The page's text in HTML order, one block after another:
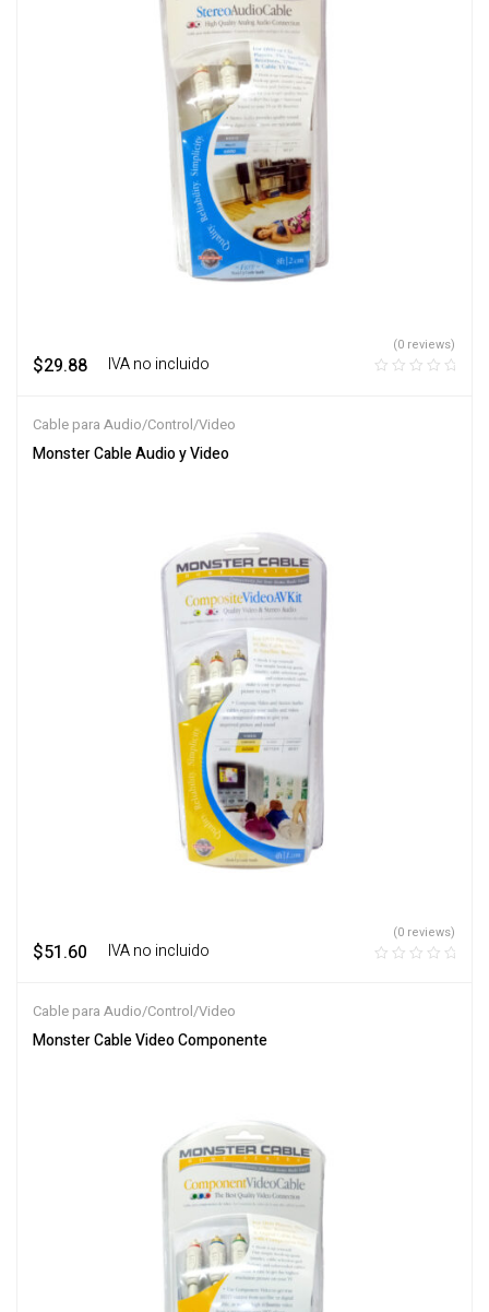
$29.88 ‎ ‎ ‎ IVA no incluido
(0 reviews)
Cable para Audio/Control/Video
Monster Cable Audio y Video
$51.60 ‎ ‎ ‎ IVA no incluido
(0 reviews)
Cable para Audio/Control/Video
Monster Cable Video Componente